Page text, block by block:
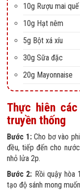
10g Rượu mai
10g Hạt nêm
5g Bột xá xíu
30g Sữa đặc
20g Mayonnaise
Thực hiên
truyền thống
Bước 1:Cho bơ vào
đều, tiếp đến cho
nhỏ lửa 2p.
Bước 2: Rồi quậy
tạo độ sánh mong